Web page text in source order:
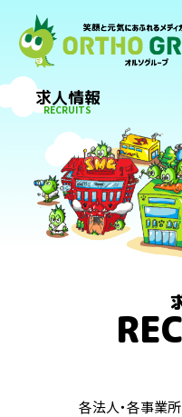
求人情報
RECRUITS
各法人・各事業